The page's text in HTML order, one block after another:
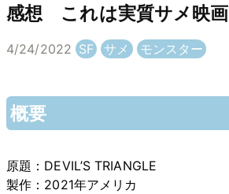
感想 これは実質サメ映画
4/24/2022 SF サメ モンスター
概要
原題：DEVIL’S TRIANGLE
製作：2021年アメリカ